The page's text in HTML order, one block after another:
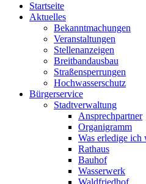
Startseite
Aktuelles
Bekanntmachungen
Veranstaltungen
Stellenanzeigen
Breitbandausbau
Straßensperrungen
Hochwasserschutz
Bürgerservice
Stadtverwaltung
Ansprechpartner
Organigramm
Was erledige ich
Rathaus
Bauhof
Wasserwerk
Waldfriedhof